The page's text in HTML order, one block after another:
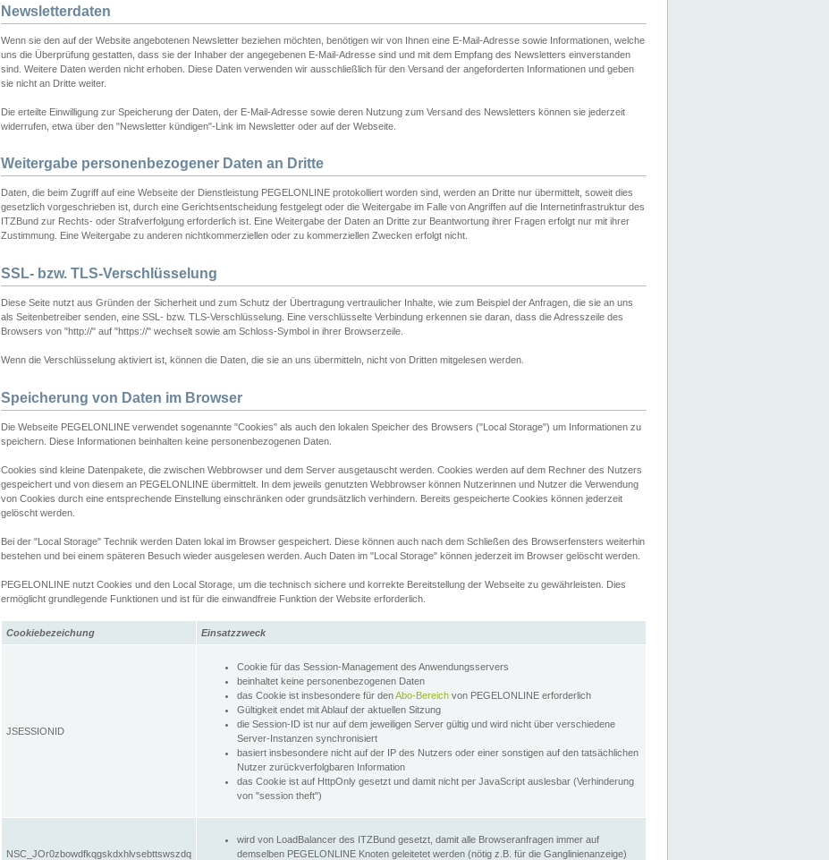
Newsletterdaten
Wenn sie den auf der Website angebotenen Newsletter beziehen möchten, benötigen wir von Ihnen eine E-Mail-Adresse sowie Informationen, welche
uns die Überprüfung gestatten, dass sie der Inhaber der angegebenen E-Mail-Adresse sind und mit dem Empfang des Newsletters einverstanden
sind. Weitere Daten werden nicht erhoben. Diese Daten verwenden wir ausschließlich für den Versand der angeforderten Informationen und geben
sie nicht an Dritte weiter.
Die erteilte Einwilligung zur Speicherung der Daten, der E-Mail-Adresse sowie deren Nutzung zum Versand des Newsletters können sie jederzeit
widerrufen, etwa über den "Newsletter kündigen"-Link im Newsletter oder auf der Webseite.
Weitergabe personenbezogener Daten an Dritte
Daten, die beim Zugriff auf eine Webseite der Dienstleistung PEGELONLINE protokolliert worden sind, werden an Dritte nur übermittelt, soweit dies
gesetzlich vorgeschrieben ist, durch eine Gerichtsentscheidung festgelegt oder die Weitergabe im Falle von Angriffen auf die Internetinfrastruktur des
ITZBund zur Rechts- oder Strafverfolgung erforderlich ist. Eine Weitergabe der Daten an Dritte zur Beantwortung ihrer Fragen erfolgt nur mit ihrer
Zustimmung. Eine Weitergabe zu anderen nichtkommerziellen oder zu kommerziellen Zwecken erfolgt nicht.
SSL- bzw. TLS-Verschlüsselung
Diese Seite nutzt aus Gründen der Sicherheit und zum Schutz der Übertragung vertraulicher Inhalte, wie zum Beispiel der Anfragen, die sie an uns
als Seitenbetreiber senden, eine SSL- bzw. TLS-Verschlüsselung. Eine verschlüsselte Verbindung erkennen sie daran, dass die Adresszeile des
Browsers von "http://" auf "https://" wechselt sowie am Schloss-Symbol in ihrer Browserzeile.
Wenn die Verschlüsselung aktiviert ist, können die Daten, die sie an uns übermitteln, nicht von Dritten mitgelesen werden.
Speicherung von Daten im Browser
Die Webseite PEGELONLINE verwendet sogenannte "Cookies" als auch den lokalen Speicher des Browsers ("Local Storage") um Informationen zu
speichern. Diese Informationen beinhalten keine personenbezogenen Daten.
Cookies sind kleine Datenpakete, die zwischen Webbrowser und dem Server ausgetauscht werden. Cookies werden auf dem Rechner des Nutzers
gespeichert und von diesem an PEGELONLINE übermittelt. In dem jeweils genutzten Webbrowser können Nutzerinnen und Nutzer die Verwendung
von Cookies durch eine entsprechende Einstellung einschränken oder grundsätzlich verhindern. Bereits gespeicherte Cookies können jederzeit
gelöscht werden.
Bei der "Local Storage" Technik werden Daten lokal im Browser gespeichert. Diese können auch nach dem Schließen des Browserfensters weiterhin
bestehen und bei einem späteren Besuch wieder ausgelesen werden. Auch Daten im "Local Storage" können jederzeit im Browser gelöscht werden.
PEGELONLINE nutzt Cookies und den Local Storage, um die technisch sichere und korrekte Bereitstellung der Webseite zu gewährleisten. Dies
ermöglicht grundlegende Funktionen und ist für die einwandfreie Funktion der Website erforderlich.
Cookiebezeichung Einsatzzweck
JSESSIONID
Cookie für das Session-Management des Anwendungsservers
beinhaltet keine personenbezogenen Daten
das Cookie ist insbesondere für denAbo-Bereich von PEGELONLINE erforderlich
Gültigkeit endet mit Ablauf der aktuellen Sitzung
die Session-ID ist nur auf dem jeweiligen Server gültig und wird nicht über verschiedene
Server-Instanzen synchronisiert
basiert insbesondere nicht auf der IP des Nutzers oder einer sonstigen auf den tatsächlichen
Nutzer zurückverfolgbaren Information
das Cookie ist auf HttpOnly gesetzt und damit nicht per JavaScript auslesbar (Verhinderung
von "session theft")
NSC_JOr0zbowdfkqgskdxhlvsebttswszdq
wird von LoadBalancer des ITZBund gesetzt, damit alle Browseranfragen immer auf
demselben PEGELONLINE Knoten geleitetet werden (nötig z.B. für die Ganglinienanzeige)